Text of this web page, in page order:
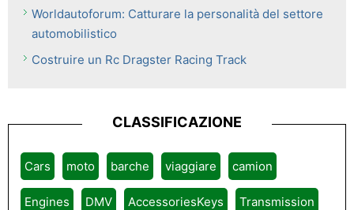
Worldautoforum: Catturare la personalità del settore
automobilistico
Costruire un Rc Dragster Racing Track
CLASSIFICAZIONE
Cars moto barche viaggiare camion
Engines DMV AccessoriesKeys Transmission